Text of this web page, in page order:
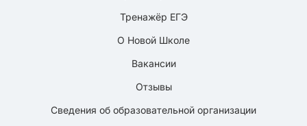
Тренажёр ЕГЭ
О Новой Школе
Вакансии
Отзывы
Сведения об образовательной организации